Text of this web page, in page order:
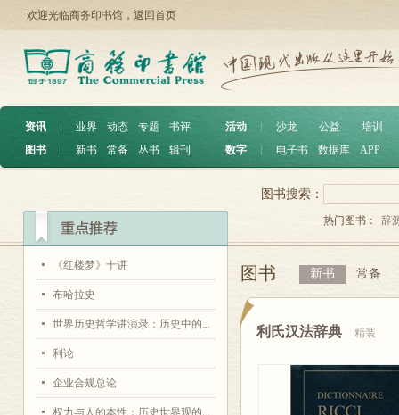
欢迎光临商务印书馆， 返回首页
资讯 ︱ 业界 动态 专题
书评
图书
︱ 新书 常备 丛书 辑刊
活动 沙龙 公益
培训
数字
电子书 数据库 APP
《红楼梦》十讲
布哈拉史
世界历史哲学讲演录：历史中的...
利论
企业合规总论
权力与人的本性：历史世界观的...
图书搜索：
热门图书： 辞
图书 新书 常备
利氏汉法辞典 精装